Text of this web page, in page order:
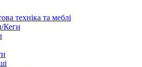
техніка та меблі
Кеги